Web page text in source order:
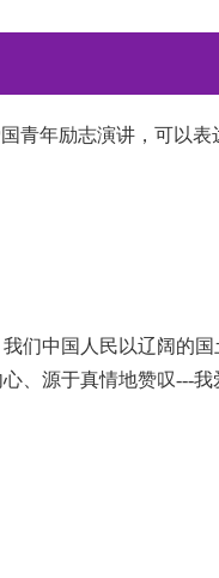
青年励志演讲，可以表
们中国人民以辽阔的
、源于真情地赞叹---我